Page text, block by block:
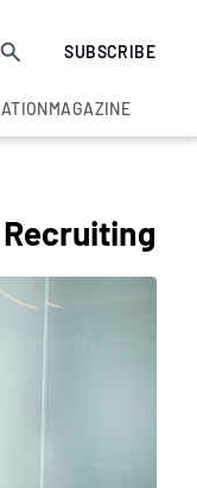
SUBSCRIBE
MAGAZINE
Recruiting